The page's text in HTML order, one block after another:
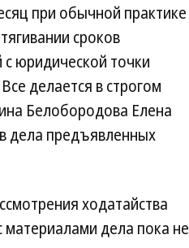
при обычной практике
сроков
юридической точки
делается в строгом
Белобородова Елена
дела предъявленных
ходатайства
дела пока не